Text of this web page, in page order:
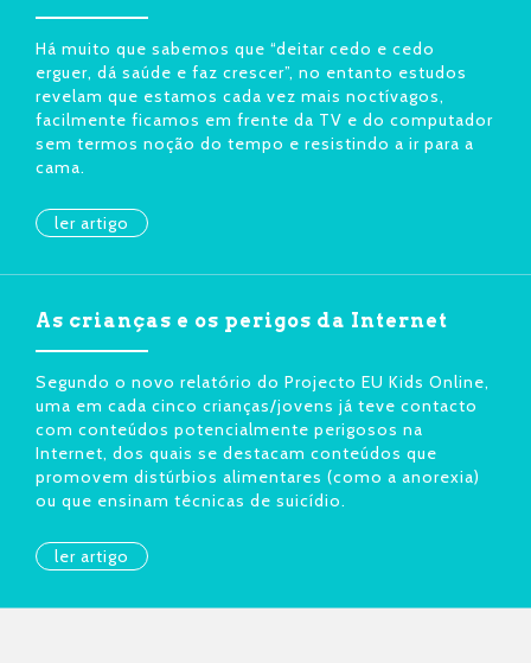
Há muito que sabemos que “deitar cedo e cedo
erguer, dá saúde e faz crescer”, no entanto estudos
revelam que estamos cada vez mais noctívagos,
facilmente ficamos em frente da TV e do computador
sem termos noção do tempo e resistindo a ir para a
cama.
ler artigo
As crianças e os perigos da Internet
Segundo o novo relatório do Projecto EU Kids Online,
uma em cada cinco crianças/jovens já teve contacto
com conteúdos potencialmente perigosos na
Internet, dos quais se destacam conteúdos que
promovem distúrbios alimentares (como a anorexia)
ou que ensinam técnicas de suicídio.
ler artigo